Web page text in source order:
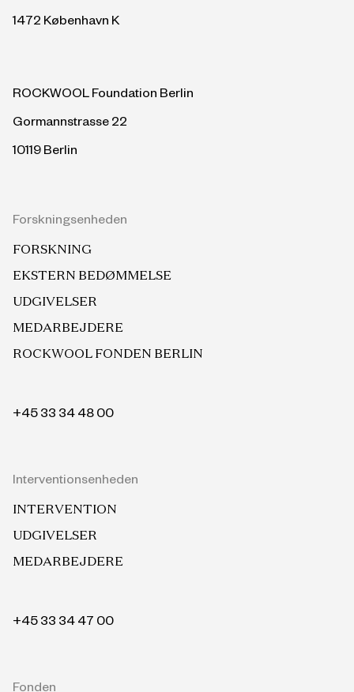
1472 København K
ROCKWOOL Foundation Berlin
Gormannstrasse 22
10119 Berlin
Forskningsenheden
FORSKNING
EKSTERN BEDØMMELSE
UDGIVELSER
MEDARBEJDERE
ROCKWOOL FONDEN BERLIN
+45 33 34 48 00
Interventionsenheden
INTERVENTION
UDGIVELSER
MEDARBEJDERE
+45 33 34 47 00
Fonden